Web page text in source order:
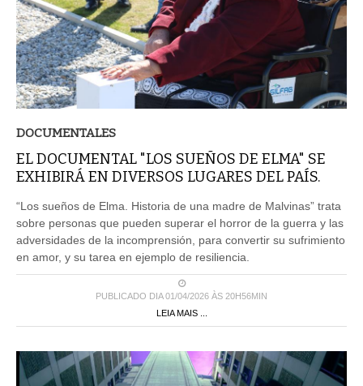
DOCUMENTALES
EL DOCUMENTAL "LOS SUEÑOS DE ELMA" SE
EXHIBIRÁ EN DIVERSOS LUGARES DEL PAÍS.
“Los sueños de Elma. Historia de una madre de Malvinas” trata
sobre personas que pueden superar el horror de la guerra y las
adversidades de la incomprensión, para convertir su sufrimiento
en amor, y su tarea en ejemplo de resiliencia.
PUBLICADO DIA 01/04/2026 ÀS 20H56MIN
LEIA MAIS ...